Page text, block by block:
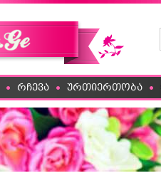
რჩევა ურთიერთობა